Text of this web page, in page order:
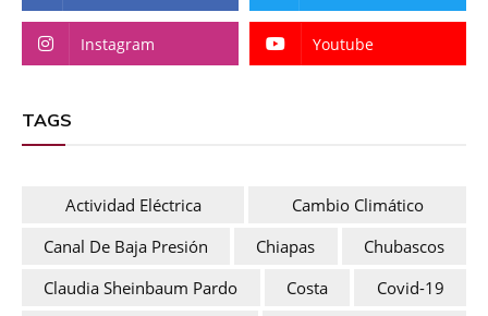
Instagram Youtube
TAGS
Actividad Eléctrica
Cambio Climático
Canal De Baja Presión
Chiapas
Chubascos
Claudia Sheinbaum Pardo
Costa
Covid-19